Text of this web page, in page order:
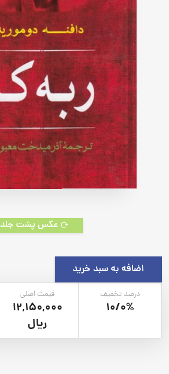
عکس پشت جلد
اضافه به سبد خرید
درصد تخفیف
10/0%
قیمت اصلی
12,150,000
ریال